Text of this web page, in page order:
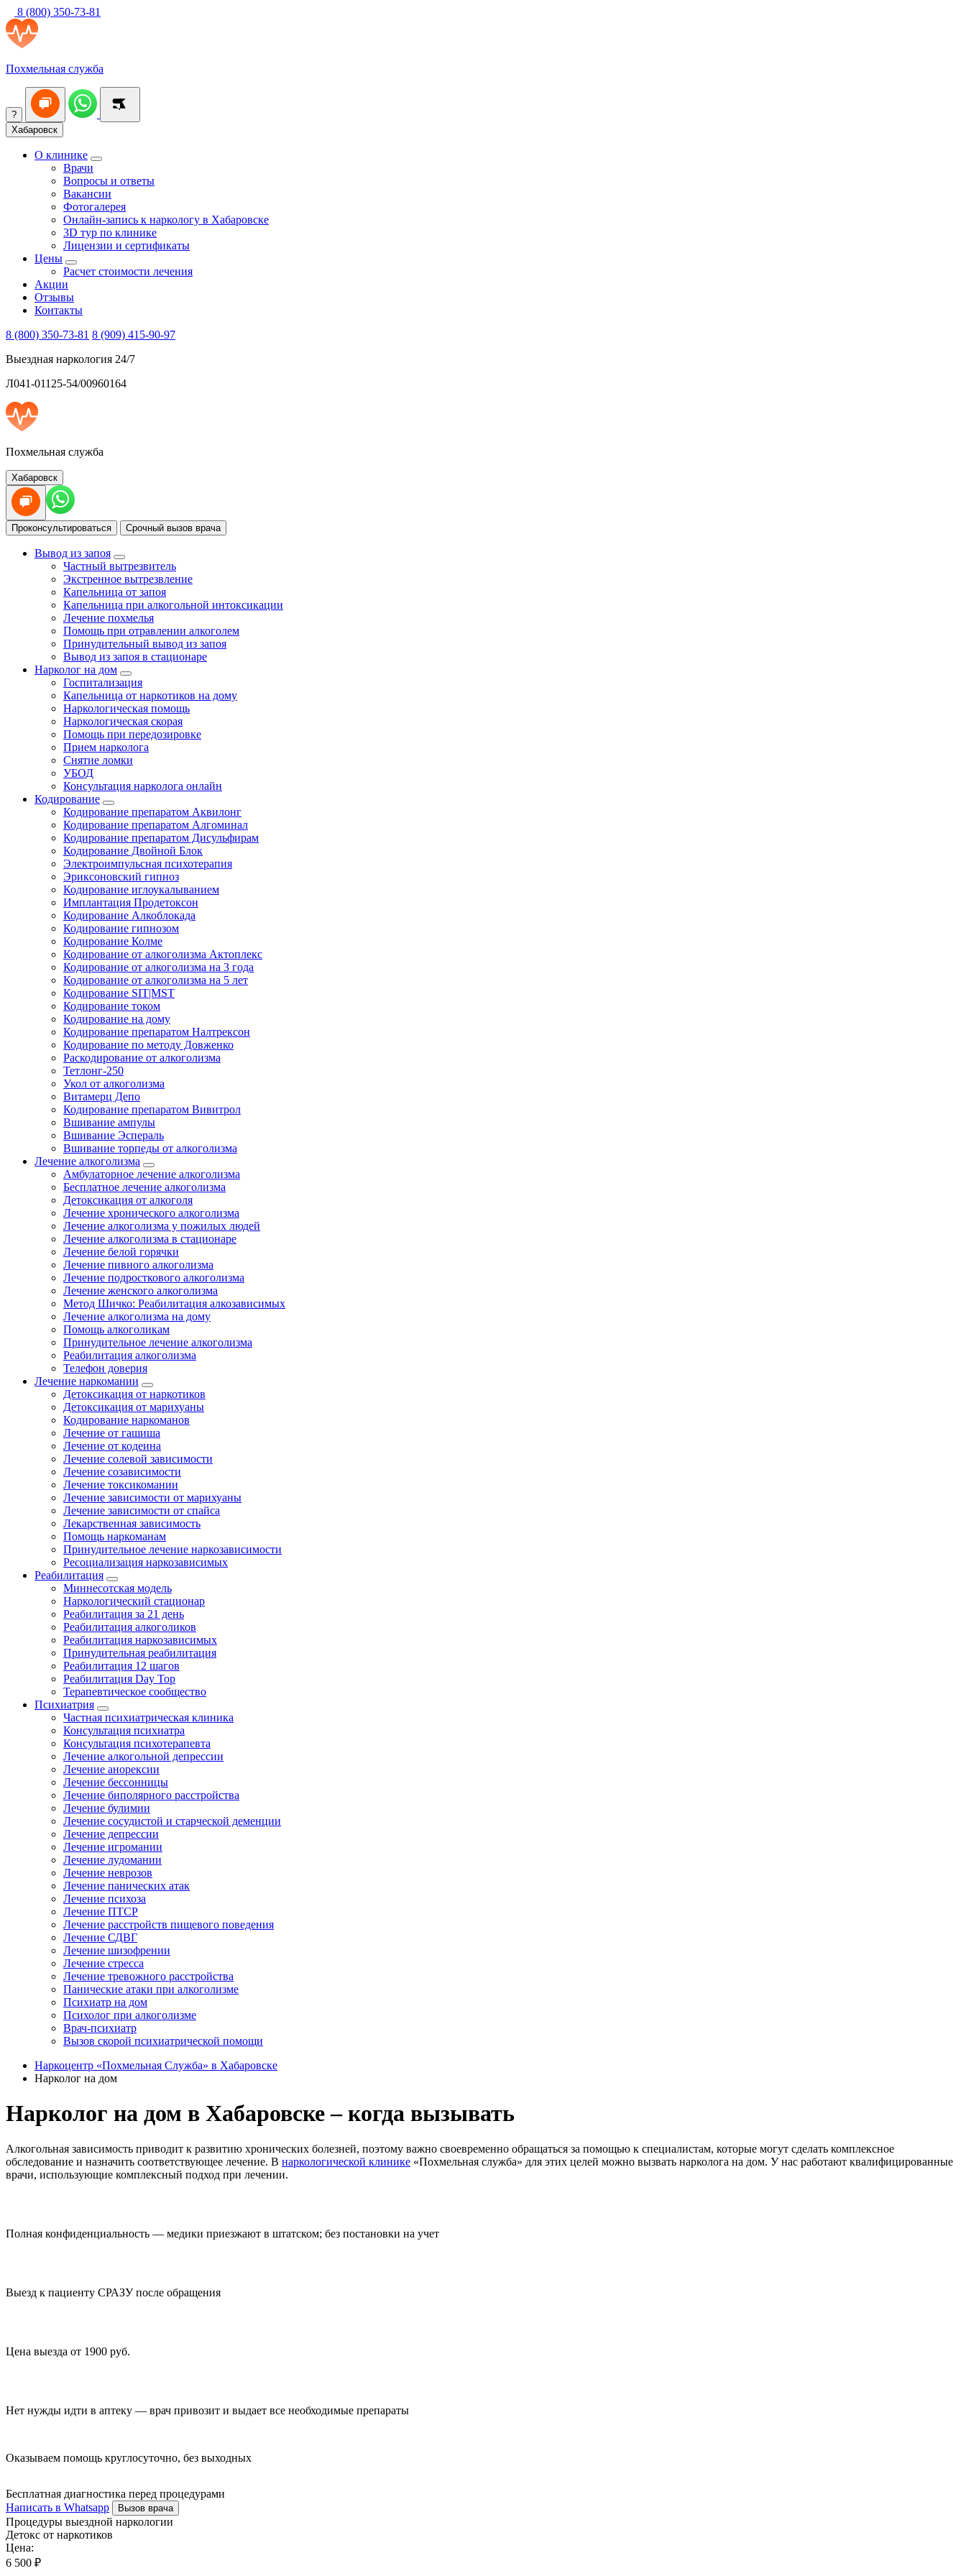
8 (800) 350-73-81
Похмельная служба
?
Хабаровск
О клинике
Врачи
Вопросы и ответы
Вакансии
Фотогалерея
Онлайн-запись к наркологу в Хабаровске
3D тур по клинике
Лицензии и сертификаты
Цены
Расчет стоимости лечения
Акции
Отзывы
Контакты
8 (800) 350-73-81 8 (909) 415-90-97
Выездная наркология 24/7
Л041-01125-54/00960164
Похмельная служба
Хабаровск
Проконсультироваться Срочный вызов врача
Вывод из запоя
Частный вытрезвитель
Экстренное вытрезвление
Капельница от запоя
Капельница при алкогольной интоксикации
Лечение похмелья
Помощь при отравлении алкоголем
Принудительный вывод из запоя
Вывод из запоя в стационаре
Нарколог на дом
Госпитализация
Капельница от наркотиков на дому
Наркологическая помощь
Наркологическая скорая
Помощь при передозировке
Прием нарколога
Снятие ломки
УБОД
Консультация нарколога онлайн
Кодирование
Кодирование препаратом Аквилонг
Кодирование препаратом Алгоминал
Кодирование препаратом Дисульфирам
Кодирование Двойной Блок
Электроимпульсная психотерапия
Эриксоновский гипноз
Кодирование иглоукалыванием
Имплантация Продетоксон
Кодирование Алкоблокада
Кодирование гипнозом
Кодирование Колме
Кодирование от алкоголизма Актоплекс
Кодирование от алкоголизма на 3 года
Кодирование от алкоголизма на 5 лет
Кодирование SIT|MST
Кодирование током
Кодирование на дому
Кодирование препаратом Налтрексон
Кодирование по методу Довженко
Раскодирование от алкоголизма
Тетлонг-250
Укол от алкоголизма
Витамерц Депо
Кодирование препаратом Вивитрол
Вшивание ампулы
Вшивание Эспераль
Вшивание торпеды от алкоголизма
Лечение алкоголизма
Амбулаторное лечение алкоголизма
Бесплатное лечение алкоголизма
Детоксикация от алкоголя
Лечение хронического алкоголизма
Лечение алкоголизма у пожилых людей
Лечение алкоголизма в стационаре
Лечение белой горячки
Лечение пивного алкоголизма
Лечение подросткового алкоголизма
Лечение женского алкоголизма
Метод Шичко: Реабилитация алкозависимых
Лечение алкоголизма на дому
Помощь алкоголикам
Принудительное лечение алкоголизма
Реабилитация алкоголизма
Телефон доверия
Лечение наркомании
Детоксикация от наркотиков
Детоксикация от марихуаны
Кодирование наркоманов
Лечение от гашиша
Лечение от кодеина
Лечение солевой зависимости
Лечение созависимости
Лечение токсикомании
Лечение зависимости от марихуаны
Лечение зависимости от спайса
Лекарственная зависимость
Помощь наркоманам
Принудительное лечение наркозависимости
Ресоциализация наркозависимых
Реабилитация
Миннесотская модель
Наркологический стационар
Реабилитация за 21 день
Реабилитация алкоголиков
Реабилитация наркозависимых
Принудительная реабилитация
Реабилитация 12 шагов
Реабилитация Day Top
Терапевтическое сообщество
Психиатрия
Частная психиатрическая клиника
Консультация психиатра
Консультация психотерапевта
Лечение алкогольной депрессии
Лечение анорексии
Лечение бессонницы
Лечение биполярного расстройства
Лечение булимии
Лечение сосудистой и старческой деменции
Лечение депрессии
Лечение игромании
Лечение лудомании
Лечение неврозов
Лечение панических атак
Лечение психоза
Лечение ПТСР
Лечение расстройств пищевого поведения
Лечение СДВГ
Лечение шизофрении
Лечение стресса
Лечение тревожного расстройства
Панические атаки при алкоголизме
Психиатр на дом
Психолог при алкоголизме
Врач-психиатр
Вызов скорой психиатрической помощи
Наркоцентр «Похмельная Служба» в Хабаровске
Нарколог на дом
Нарколог на дом в Хабаровске – когда вызывать
Алкогольная зависимость приводит к развитию хронических болезней, поэтому важно своевременно обращаться за помощью к специалистам, которые могут сделать комплексное
обследование и назначить соответствующее лечение. В наркологической клинике «Похмельная служба» для этих целей можно вызвать нарколога на дом. У нас работают квалифицированные
врачи, использующие комплексный подход при лечении.
Полная конфиденциальность — медики приезжают в штатском; без постановки на учет
Выезд к пациенту СРАЗУ после обращения
Цена выезда от 1900 руб.
Нет нужды идти в аптеку — врач привозит и выдает все необходимые препараты
Оказываем помощь круглосуточно, без выходных
Бесплатная диагностика перед процедурами
Написать в Whatsapp
Вызов врача
Процедуры выездной наркологии
Детокс от наркотиков
Цена:
6 500 ₽